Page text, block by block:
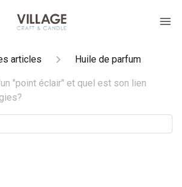
articles Huile de parfum
"point éclair" et quel est son lien